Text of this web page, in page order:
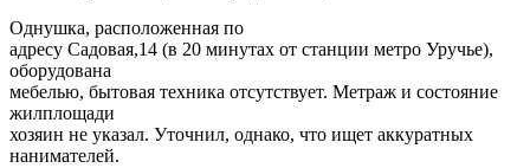
Однушка, расположенная по
адресу Садовая,14 (в 20 минутах от станции метро Уручье),
оборудована
мебелью, бытовая техника отсутствует. Метраж и состояние
жилплощади
хозяин не указал. Уточнил, однако, что ищет аккуратных
нанимателей.